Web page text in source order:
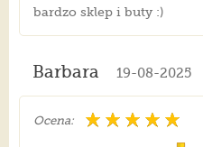
bardzo sklep i buty :)
Barbara 19-08-2025
Ocena: